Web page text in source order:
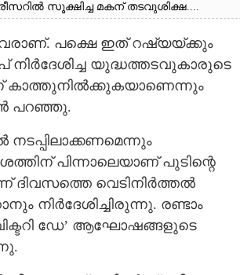
സൂക്ഷിച്ച മകന് തടവുശിക്ഷ....
പക്ഷെ ഇത് റഷ്യയ്ക്കും
യുദ്ധത്തടവുകാരുടെ
കാത്തുനിൽക്കുകയാണെന്നും
പറഞ്ഞു.
പിന്നാലെയാണ് പുടിന്റെ
ദിവസത്തെ വെടിനിർത്തൽ
നിർദേശിച്ചിരുന്നു. രണ്ടാം
ഡേ’ ആഘോഷങ്ങളുടെ